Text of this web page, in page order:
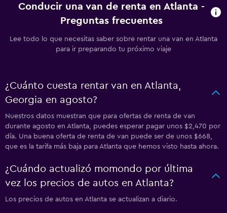
Conducir una van de renta en Atlanta -
Preguntas frecuentes
Lee todo lo que necesitas saber sobre rentar una van en Atlanta
para ir preparando tu próximo viaje
¿Cuánto cuesta rentar van en Atlanta,
Georgia en agosto?
Nuestros datos muestran que para ofertas de renta de van
durante agosto en Atlanta, puedes esperar pagar unos $2,470 por
día. Una buena oferta de renta de van puede ser de unos $668,
que es la tarifa más baja para Atlanta que hemos visto hasta ahora.
¿Cuándo actualizó momondo por última
vez los precios de autos en Atlanta?
Los precios de autos en Atlanta se actualizan a diario.